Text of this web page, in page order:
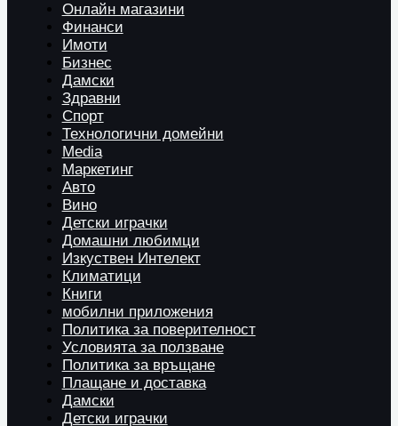
Онлайн магазини
Финанси
Имоти
Бизнес
Дамски
Здравни
Спорт
Технологични домейни
Media
Маркетинг
Авто
Вино
Детски играчки
Домашни любимци
Изкуствен Интелект
Климатици
Книги
мобилни приложения
Политика за поверителност
Условията за ползване
Политика за връщане
Плащане и доставка
Дамски
Детски играчки